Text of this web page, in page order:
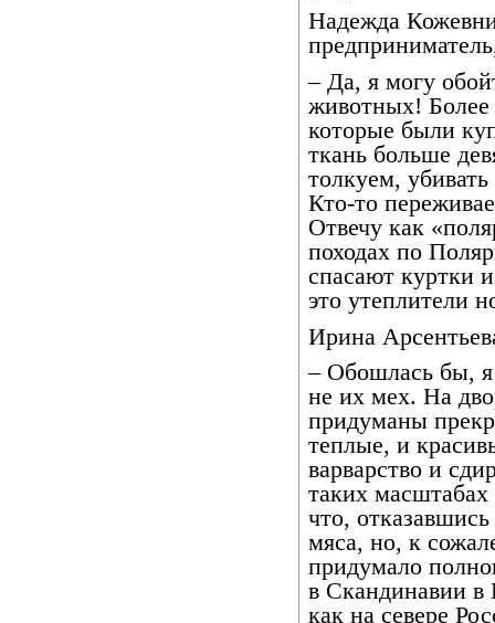
Надежда
– Да, я могу
животных!
которые были
ткань больше
толкуем,
Кто-то
Отвечу как
походах по
спасают куртки
это утеплители
Ирина
– Обошлась бы,
не их мех. На
придуманы
теплые, и
варварство и
таких
что,
мяса, но, к
придумало
в Скандинавии в
как на севере